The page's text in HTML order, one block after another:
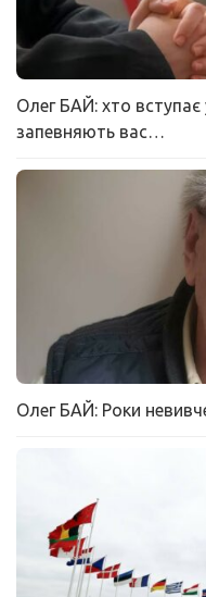
Олег БАЙ: хто
запевняють вас…
Олег БАЙ: Роки